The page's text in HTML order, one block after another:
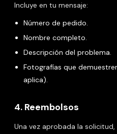
Incluye en tu mensaje:
Número de pedido.
Nombre completo.
Descripción del problema.
Fotografías que
aplica).
4. Reembolsos
Una vez aprobada la